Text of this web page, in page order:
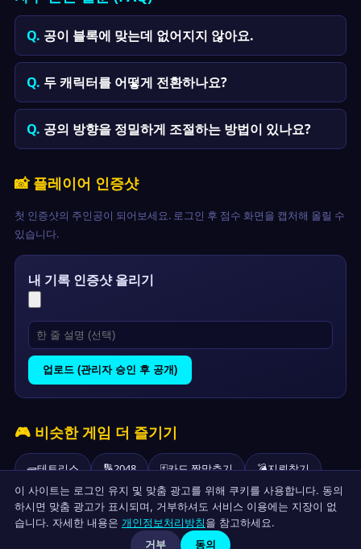
공이 블록에 맞는데 없어지지 않아요.
두 캐릭터를 어떻게 전환하나요?
공의 방향을 정밀하게 조절하는 방법이 있나요?
📸 플레이어 인증샷
첫 인증샷의 주인공이 되어보세요. 로그인 후 점수 화면을 캡처해 올릴 수
있습니다.
내 기록 인증샷 올리기
업로드 (관리자 승인 후 공개)
🎮 비슷한 게임 더 즐기기
🧱테트리스 🔢2048 🃏카드 짝맞추기 💣지뢰찾기
🧩15퍼즐 🌀 미로 탈출 💡라이트아웃 🟢파가니츠
이 사이트는 로그인 유지 및 맞춤 광고를 위해 쿠키를 사용합니다. 동의
하시면 맞춤 광고가 표시되며, 거부하셔도 서비스 이용에는 지장이 없
습니다. 자세한 내용은 개인정보처리방침을 참고하세요.
거부 동의